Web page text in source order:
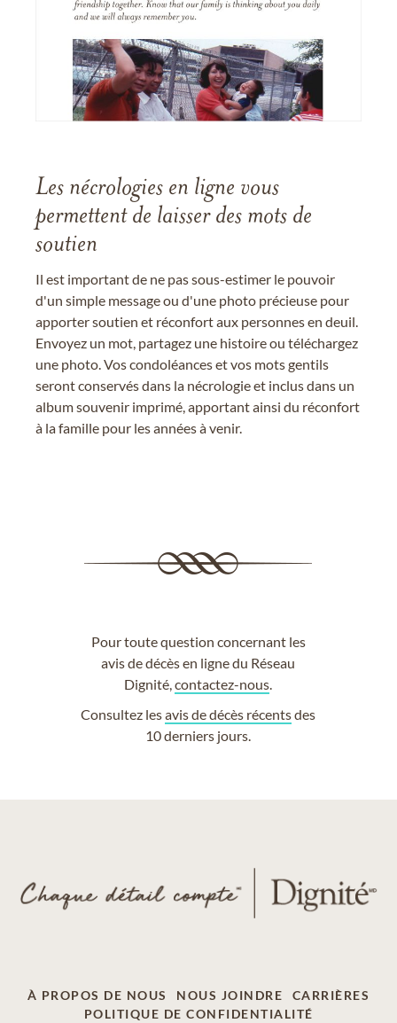
Les nécrologies en ligne vous
permettent de laisser des mots de
soutien
Il est important de ne pas sous-estimer le pouvoir
d'un simple message ou d'une photo précieuse pour
apporter soutien et réconfort aux personnes en deuil.
Envoyez un mot, partagez une histoire ou téléchargez
une photo. Vos condoléances et vos mots gentils
seront conservés dans la nécrologie et inclus dans un
album souvenir imprimé, apportant ainsi du réconfort
à la famille pour les années à venir.
Pour toute question concernant les
avis de décès en ligne du Réseau
Dignité,contactez-nous
Consultez lesavis de décès récentsdes
10 derniers jours.
À PROPOS DE NOUS NOUS JOINDRE
CARRIÈRES
POLITIQUE DE CONFIDENTIALITÉ